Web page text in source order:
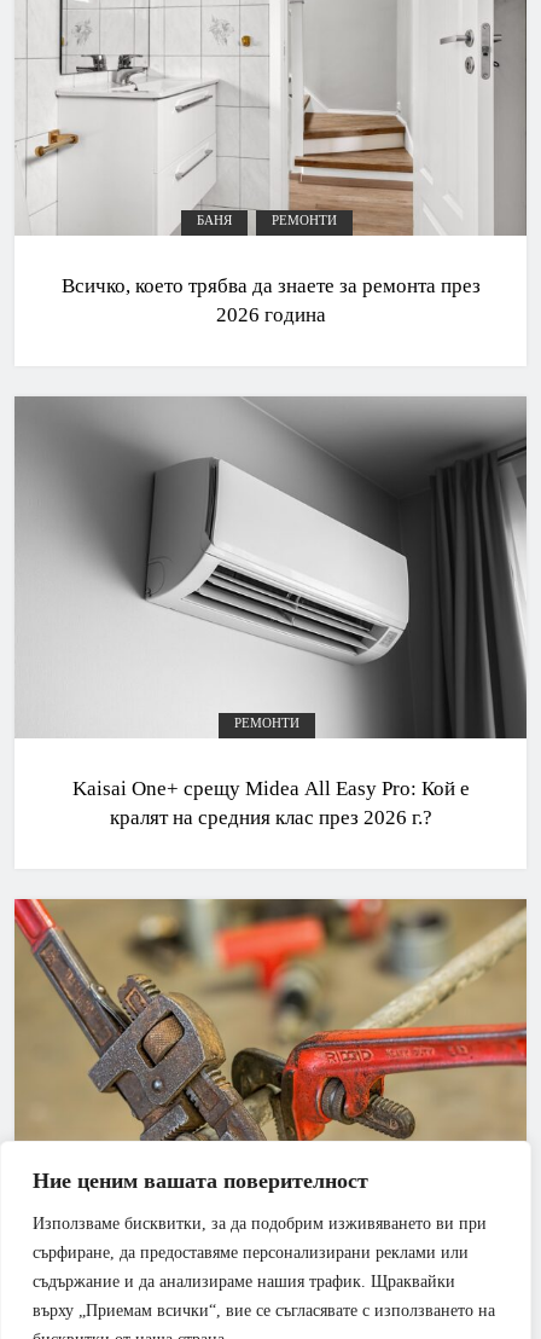
Ние ценим вашата поверителност
Използваме бисквитки, за да подобрим изживяването ви при
сърфиране, да предоставяме персонализирани реклами или
съдържание и да анализираме нашия трафик. Щраквайки
върху „Приемам всички“, вие се съгласявате с използването на
БАНЯ РЕМОНТИ
Всичко, което трябва да знаете за ремонта през
2026 година
РЕМОНТИ
Kaisai One+ срещу Midea All Easy Pro: Кой е
кралят на средния клас през 2026 г.?
АПАРТАМЕНТ БАНЯ
Смяна на щрангове – как можем да го направим
на по-ниска цена